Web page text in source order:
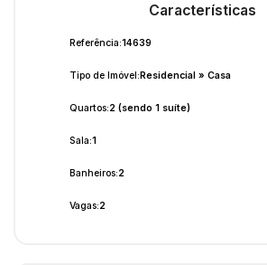
Características
Referência:14639
Tipo de Imóvel:Residencial » Casa
Quartos:2 (sendo 1 suíte)
Sala:1
Banheiros:2
Vagas:2